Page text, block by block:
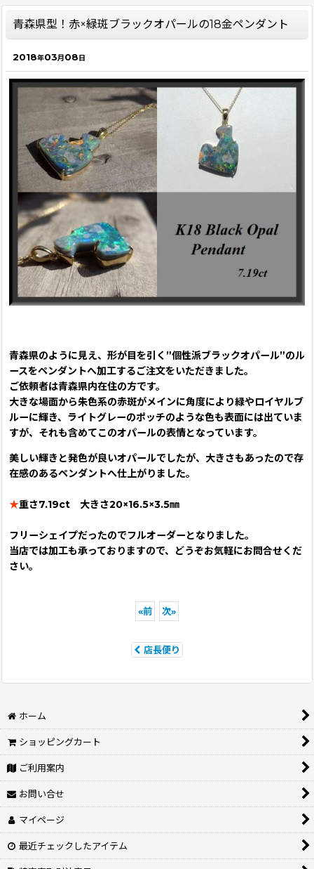
青森県型！赤×緑斑ブラックオパールの18金ペンダント
2018年03月08日
青森県のように見え、形が目を引く”個性派ブラックオパール”のル
ースをペンダントへ加工するご注文をいただきました。
ご依頼者は青森県内在住の方です。
大きな場面から朱色系の赤斑がメインに角度により緑やロイヤルブ
ルーに輝き、ライトグレーのポッチのような色も表面には出ていま
すが、それも含めてこのオパールの表情となっています。
美しい輝きと発色が良いオパールでしたが、大きさもあったので存
在感のあるペンダントへ仕上がりました。
★重さ7.19ct 大きさ20×16.5×3.5㎜
フリーシェイプだったのでフルオーダーとなりました。
当店では加工も承っておりますので、どうぞお気軽にお問合せくだ
さい。
«前 次»
店長便り
ホーム
ショッピングカート
ご利用案内
お問い合せ
マイページ
最近チェックしたアイテム